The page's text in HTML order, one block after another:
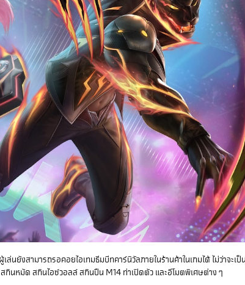
นยังสามารถรอคอยไอเทมธีมบีทคาร์นิวัลภายในร้านค้าในเกมได้ ไม่ว่าจะเ
นหมัด สกินไอซ์วอลล์ สกินปืน M14 ท่าเปิดตัว และอีโมตพิเศษต่าง ๆ